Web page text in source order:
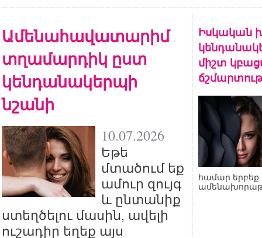
Ամենահավատարիմ
տղամարդիկ ըստ
կենդանակերպի
նշանի
10.07.2026
Եթե
մտածում եք
ամուր զույգ
և ընտանիք
ստեղծելու մասին, ավելի
ուշադիր եղեք այս
Իսկական
միշտ
համար երբեք